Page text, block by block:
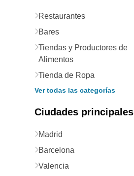
Restaurantes
Bares
Tiendas y Productores de
Alimentos
Tienda de Ropa
Ver todas las categorías
Ciudades principales
Madrid
Barcelona
Valencia